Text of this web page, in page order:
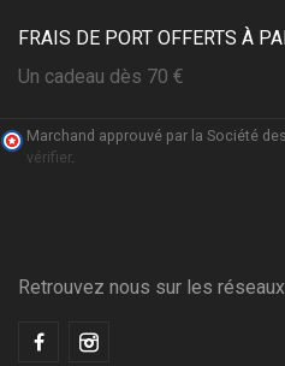
FRAIS DE PORT OFFERTS À
Un cadeau dès 70 €
Marchand approuvé par la Société
vérifier.
Retrouvez nous sur les